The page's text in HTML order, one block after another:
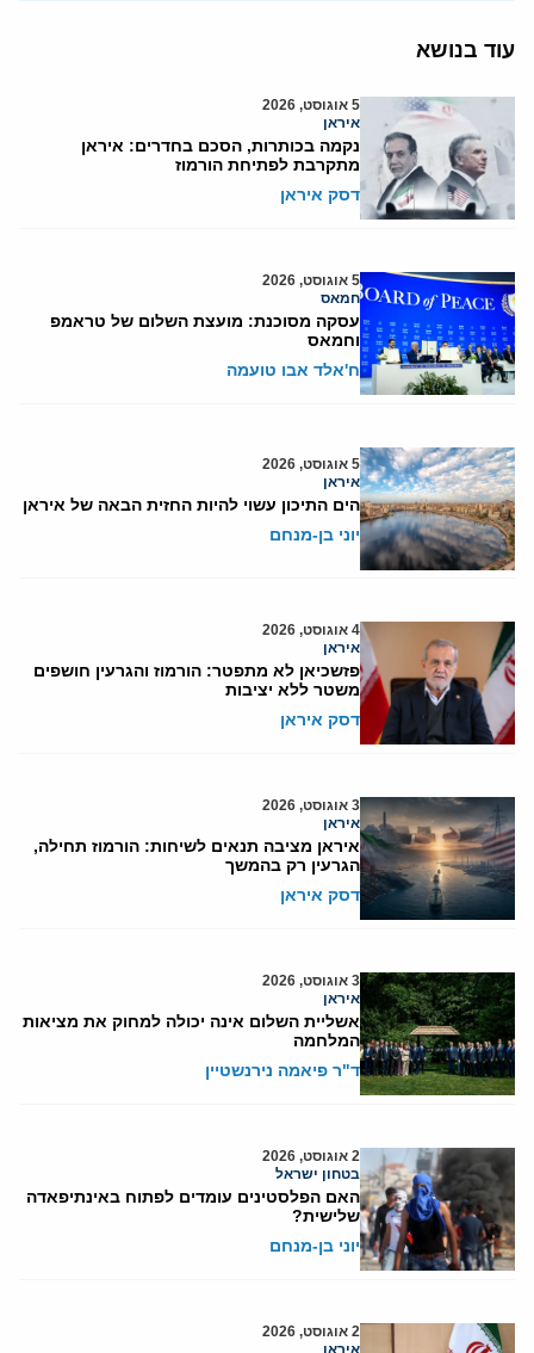
עוד בנושא
5 אוגוסט, 2026
איראן
נקמה בכותרות, הסכם בחדרים: איראן
מתקרבת לפתיחת הורמוז
דסק איראן
5 אוגוסט, 2026
חמאס
עסקה מסוכנת: מועצת השלום של טראמפ
וחמאס
ח'אלד אבו טועמה
5 אוגוסט, 2026
איראן
הים התיכון עשוי להיות החזית הבאה של איראן
יוני בן-מנחם
4 אוגוסט, 2026
איראן
פזשכיאן לא מתפטר: הורמוז והגרעין חושפים
משטר ללא יציבות
דסק איראן
3 אוגוסט, 2026
איראן
איראן מציבה תנאים לשיחות: הורמוז תחילה,
הגרעין רק בהמשך
דסק איראן
3 אוגוסט, 2026
איראן
אשליית השלום אינה יכולה למחוק את מציאות
המלחמה
ד"ר פיאמה נירנשטיין
2 אוגוסט, 2026
בטחון ישראל
האם הפלסטינים עומדים לפתוח באינתיפאדה
שלישית?
יוני בן-מנחם
2 אוגוסט, 2026
איראן